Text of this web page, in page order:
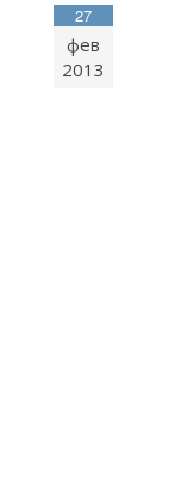
27
фев
2013